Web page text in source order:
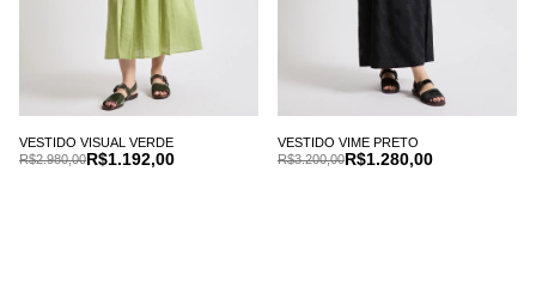
VESTIDO VISUAL VERDE
R$1.192,00
R$2.980,00
VESTIDO VIME PRETO
R$1.280,00
R$3.200,00